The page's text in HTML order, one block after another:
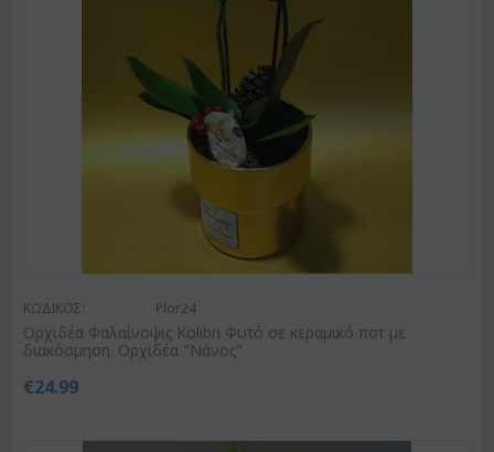
ΚΩΔΙΚΟΣ: Plor24
Ορχιδέα Φαλαίνοψις Kolibri Φυτό σε κεραμικό ποτ με
διακόσμηση. Ορχιδέα "Νάνος"
€24.99